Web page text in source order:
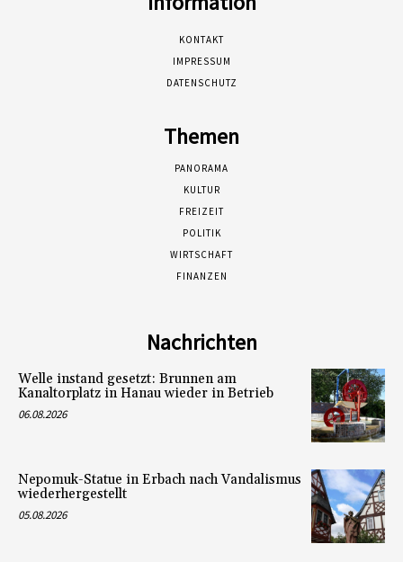
KONTAKT
IMPRESSUM
DATENSCHUTZ
Themen
PANORAMA
KULTUR
FREIZEIT
POLITIK
WIRTSCHAFT
FINANZEN
Nachrichten
Welle instand gesetzt: Brunnen am
Kanaltorplatz in Hanau wieder in Betrieb
06.08.2026
Nepomuk-Statue in Erbach nach Vandalismus
wiederhergestellt
05.08.2026